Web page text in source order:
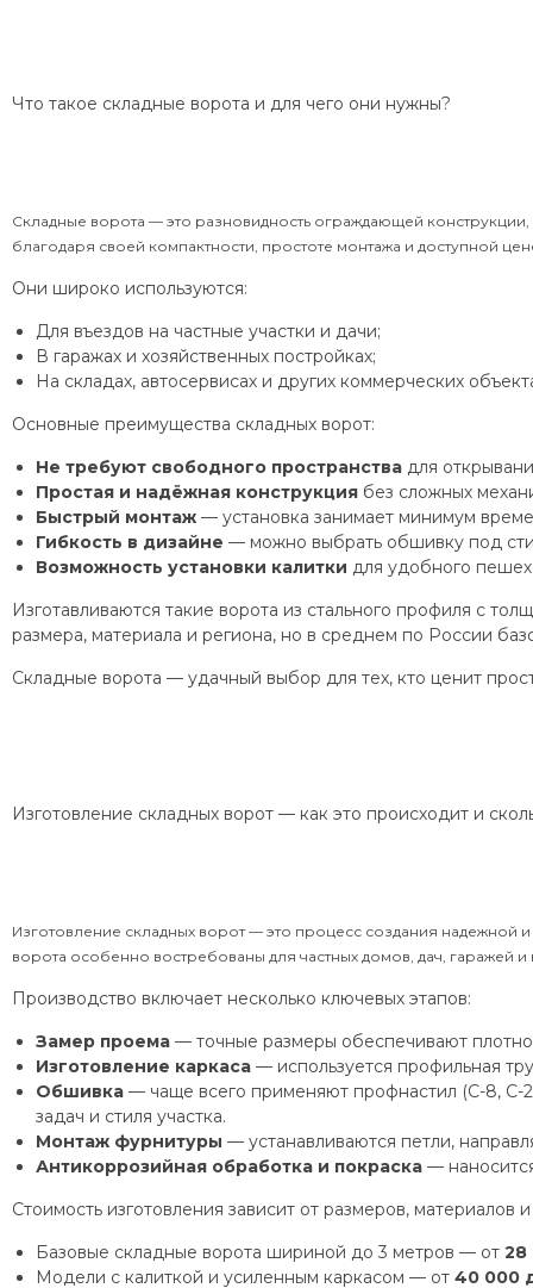
Что такое складные ворота и для чего они нужны?
Складные ворота — это разновидность ограждающей
благодаря своей компактности, простоте монтажа и доступной
Они широко используются:
Для въездов на частные участки и дачи;
В гаражах и хозяйственных постройках;
На складах, автосервисах и других коммерческих
Основные преимущества складных ворот:
Не требуют свободного пространства для
Простая и надёжная конструкция без сложных
Быстрый монтаж — установка занимает минимум
Гибкость в дизайне — можно выбрать обшивку под
Возможность установки калитки для удобного
Изготавливаются такие ворота из стального профиля с
размера, материала и региона, но в среднем по России
Складные ворота — удачный выбор для тех, кто ценит
Изготовление складных ворот — как это происходит и
Изготовление складных ворот — это процесс создания надежной
ворота особенно востребованы для частных домов, дач, гаражей
Производство включает несколько ключевых этапов:
Замер проема — точные размеры обеспечивают
Изготовление каркаса — используется профильная
Обшивка — чаще всего применяют профнастил (С-8, С-
задач и стиля участка.
Монтаж фурнитуры — устанавливаются петли,
Антикоррозийная обработка и покраска —
Стоимость изготовления зависит от размеров,
Базовые складные ворота шириной до 3 метров — от 28
Модели с калиткой и усиленным каркасом — от 40 000